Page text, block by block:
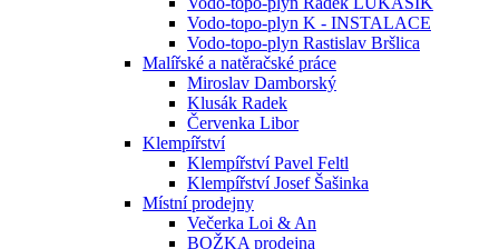
Vodo-topo-plyn K - INSTALACE
Vodo-topo-plyn Rastislav Bršlica
Malířské a natěračské práce
Miroslav Damborský
Klusák Radek
Červenka Libor
Klempířství
Klempířství Pavel Feltl
Klempířství Josef Šašinka
Místní prodejny
Večerka Loi & An
BOŽKA prodejna